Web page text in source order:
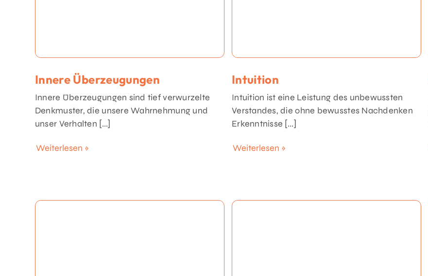
Innere Überzeugungen
Innere Überzeugungen sind tief verwurzelte
Denkmuster, die unsere Wahrnehmung und
unser Verhalten [...]
Weiterlesen »
Intuition
Intuition ist eine Leistung des unbewussten
Verstandes, die ohne bewusstes Nachdenken
Erkenntnisse [...]
Weiterlesen »